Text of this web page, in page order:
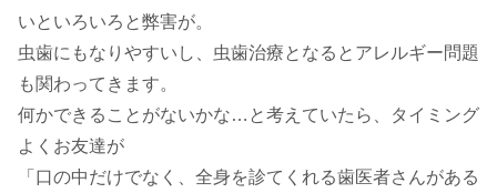
いといろいろと弊害が。
虫歯にもなりやすいし、虫歯治療となるとアレルギー問題
も関わってきます。
何かできることがないかな…と考えていたら、タイミング
よくお友達が
「口の中だけでなく、全身を診てくれる歯医者さんがある